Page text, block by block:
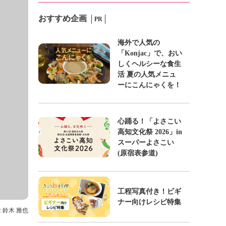
鈴木 雅也
おすすめ企画 PR
海外で人気の
「Konjac」で、おい
しくヘルシーな食生
活 夏の人気メニュ
ーにこんにゃくを！
心踊る！「よさこい
高知文化祭 2026」in
スーパーよさこい
(原宿表参道)
工程写真付き！ビギ
ナー向けレシピ特集